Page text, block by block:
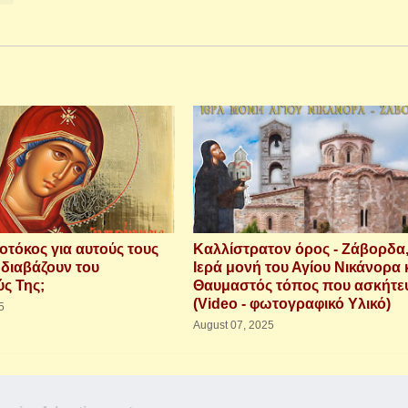
για αυτούς τους
του
Της;
Καλλίστρατον όρος -
Ιερά μονή του Αγίου Νικάνορα
Θαυμαστός τόπος που
(Video - φωτογραφικό Υλικό)
August 07, 2025